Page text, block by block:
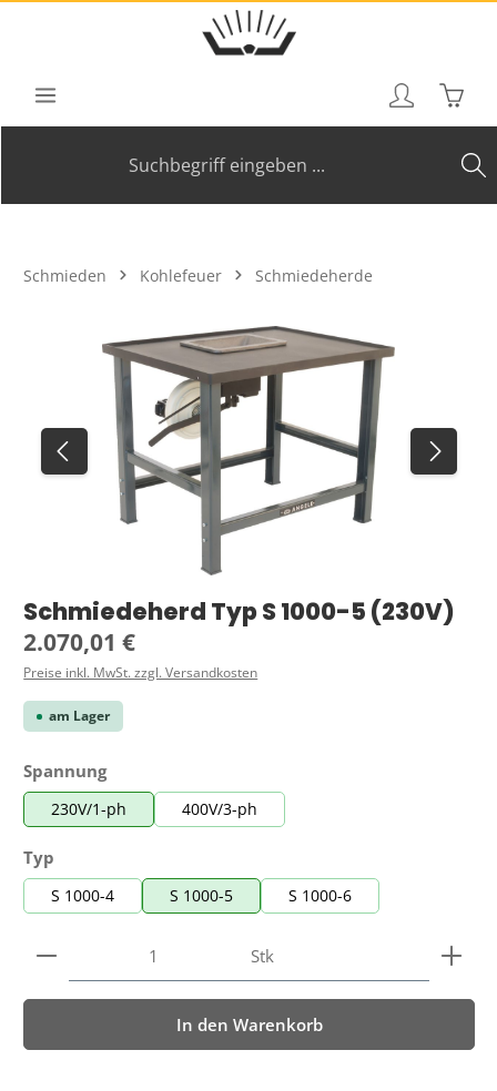
Zum Hauptinhalt springen
Schmieden Kohlefeuer Schmiedeherde
Bildergalerie überspringen
Schmiedeherd Typ S 1000-5 (230V)
Regulärer Preis:
2.070,01 €
Preise inkl. MwSt. zzgl. Versandkosten
am Lager
Spannungauswählen
230V/1-ph 400V/3-ph
Typ
S 1000-4 S 1000-5 S 1000-6
Produkt Anzahl: Gib den gewünschten Wert ein
Stk
In den Warenkorb